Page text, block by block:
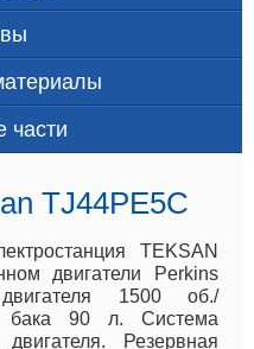
части
TJ44PE5C
TEKSAN
двигатели Perkins
1500 об./
бака 90 л. Система
Резервная